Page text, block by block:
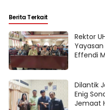
Berita Terkait
Rektor
Yayasan
Effendi
Dilantik
Enig
Jemaat